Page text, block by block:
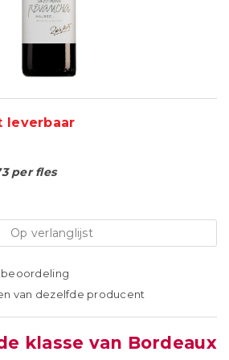
leverbaar
per fles
Op verlanglijst
beoordeling
van dezelfde producent
klasse van Bordeaux